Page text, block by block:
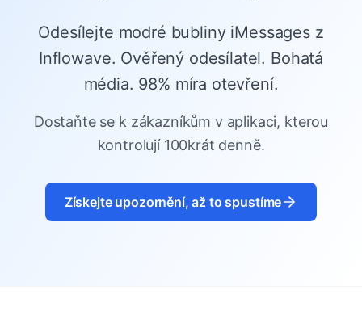
Odesílejte modré bubliny iMessages z
Inflowave. Ověřený odesílatel. Bohatá
média. 98% míra otevření.
Dostaňte se k zákazníkům v aplikaci, kterou
kontrolují 100krát denně.
Získejte upozornění, až to spustíme